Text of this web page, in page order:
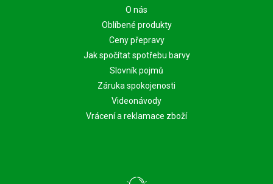
O nás
Oblíbené produkty
Ceny přepravy
Jak spočítat spotřebu barvy
Slovník pojmů
Záruka spokojenosti
Videonávody
Vrácení a reklamace zboží